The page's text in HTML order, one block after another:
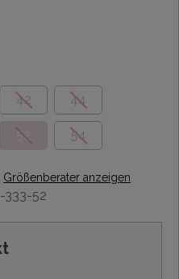
42 44
52 54
Größenberater anzeigen
333-52